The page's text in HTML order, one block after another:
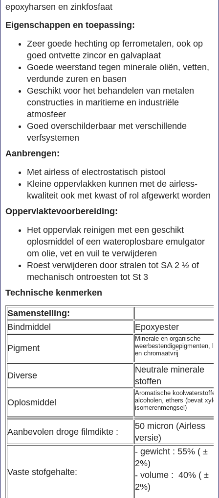
epoxyharsen en zinkfosfaat
Eigenschappen en toepassing:
Zeer goede hechting op ferrometalen, ook op
goed ontvette zincor en galvaplaat
Goede weerstand tegen minerale oliën, vetten,
verdunde zuren en basen
Geschikt voor het behandelen van metalen
constructies in maritieme en industriële
atmosfeer
Goed overschilderbaar met verschillende
verfsystemen
Aanbrengen:
Met airless of electrostatisch pistool
Kleine oppervlakken kunnen met de airless-
kwaliteit ook met kwast of rol afgewerkt worden
Oppervlaktevoorbereiding:
Het oppervlak reinigen met een geschikt
oplosmiddel of een wateroplosbare emulgator
om olie, vet en vuil te verwijderen
Roest verwijderen door stralen tot SA 2 ½ of
mechanisch ontroesten tot St 3
Technische kenmerken
Samenstelling:
Bindmiddel
Epoxyester
Pigment
Minerale en organische
weerbestendigepigmenten,
en chromaatvrij
Diverse
Neutrale minerale
stoffen
Oplosmiddel
Aromatische
alcoholen, ethers (bevat
isomerenmengsel)
Aanbevolen droge filmdikte :
50 micron (Airless
versie)
Vaste stofgehalte:
- gewicht : 55% ( ±
2%)
- volume : 40% ( ±
2%)